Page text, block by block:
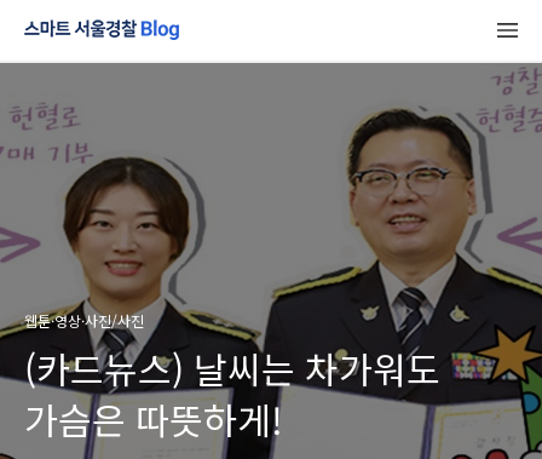
웹툰·영상·사진/사진
(카드뉴스) 날씨는 차가워도
가슴은 따뜻하게!